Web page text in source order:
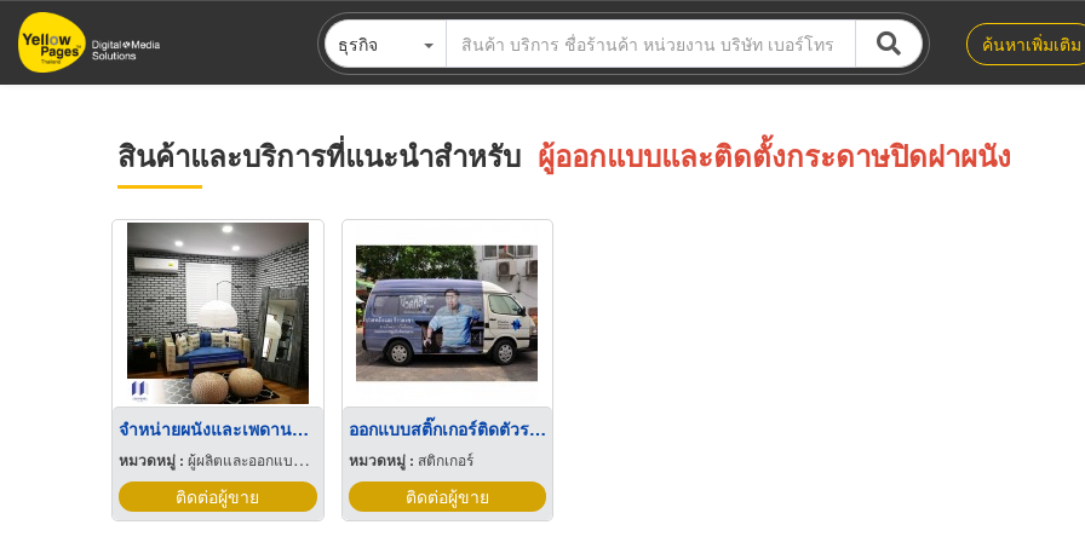
ข้าม
ไป
ธุรกิจ ค้นหาเพิ่มเติม
สินค้าและบริการที่แนะนำสำหรับ ผู้ออกแบบและติดตั้งกระดาษปิดฝาผนัง
จำหน่ายผนังและเพดานกันความร้อน ISO Panel
หมวดหมู่ : ผู้ผลิตและออกแบบติดตั้งห้องเย็น
ติดต่อผู้ขาย
ออกแบบสติ๊กเกอร์ติดตัวรถ (car wrap)
หมวดหมู่ : สติกเกอร์
ติดต่อผู้ขาย